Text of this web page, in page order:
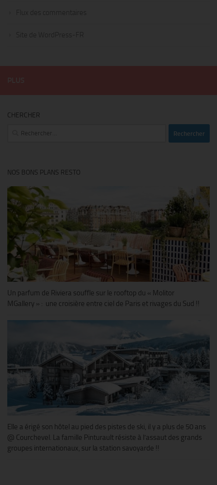
Flux des commentaires
Site de WordPress-FR
CHERCHER
Rechercher :
NOS BONS PLANS RESTO
Un parfum de Riviera souffle sur le rooftop du « Molitor
MGallery » : une croisière entre ciel de Paris et rivages du Sud !!
Elle a érigé son hôtel au pied des pistes de ski, il y a plus de 50 ans
@ Courchevel. La famille Pinturault résiste à l’assaut des grands
groupes internationaux, sur la station savoyarde !!